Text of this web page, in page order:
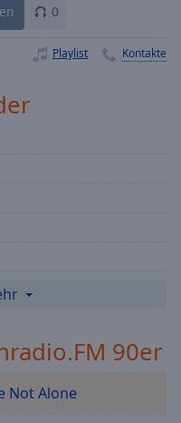
0
Playlist Kontakte
90er
Not Alone